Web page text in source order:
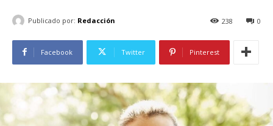
Publicado por: Redacción 0
238
Facebook Twitter Pinterest